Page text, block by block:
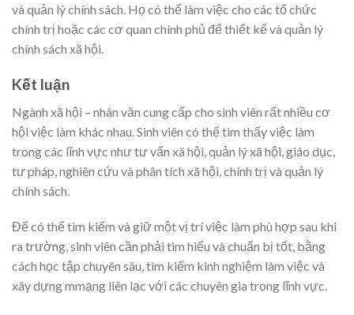
và quản lý chính sách. Họ có thể làm việc cho các tổ chức
chính trị hoặc các cơ quan chính phủ để thiết kế và quản lý
chính sách xã hội.
Kết luận
Ngành xã hội – nhân văn cung cấp cho sinh viên rất nhiều cơ
hội việc làm khác nhau. Sinh viên có thể tìm thấy việc làm
trong các lĩnh vực như tư vấn xã hội, quản lý xã hội, giáo dục,
tư pháp, nghiên cứu và phân tích xã hội, chính trị và quản lý
chính sách.
Để có thể tìm kiếm và giữ một vị trí việc làm phù hợp sau khi
ra trường, sinh viên cần phải tìm hiểu và chuẩn bị tốt, bằng
cách học tập chuyên sâu, tìm kiếm kinh nghiệm làm việc và
xây dựng mmạng liên lạc với các chuyên gia trong lĩnh vực.